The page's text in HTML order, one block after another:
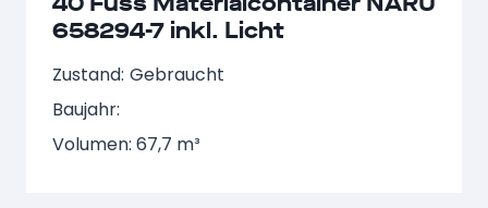
658294-7 inkl. Licht
Zustand: Gebraucht
Baujahr:
Volumen: 67,7 m³